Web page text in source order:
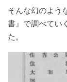
そんな幻のよう
書』で調べてい
た。